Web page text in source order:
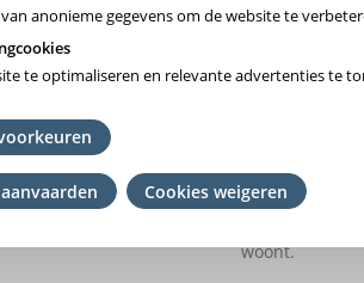
het ziekenfonds te kiezen waar je lid van
woont.
anonieme gegevens om de website te
te optimaliseren en relevante advertenties te
Cookies weigeren